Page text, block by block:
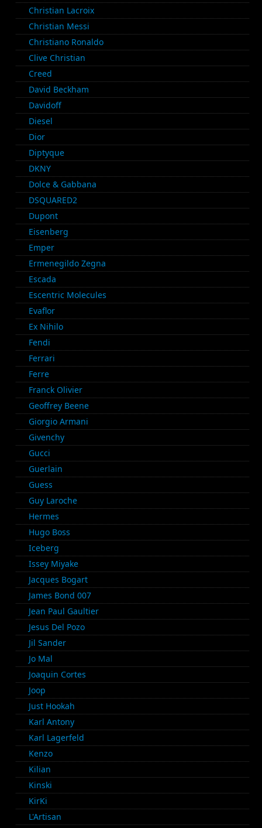
Christian Lacroix
Christian Messi
Christiano Ronaldo
Clive Christian
Creed
David Beckham
Davidoff
Diesel
Dior
Diptyque
DKNY
Dolce & Gabbana
DSQUARED2
Dupont
Eisenberg
Emper
Ermenegildo Zegna
Escada
Escentric Molecules
Evaflor
Ex Nihilo
Fendi
Ferrari
Ferre
Franck Olivier
Geoffrey Beene
Giorgio Armani
Givenchy
Gucci
Guerlain
Guess
Guy Laroche
Hermes
Hugo Boss
Iceberg
Issey Miyake
Jacques Bogart
James Bond 007
Jean Paul Gaultier
Jesus Del Pozo
Jil Sander
Jo Mal
Joaquin Cortes
Joop
Just Hookah
Karl Antony
Karl Lagerfeld
Kenzo
Kilian
Kinski
KirKi
L'Artisan